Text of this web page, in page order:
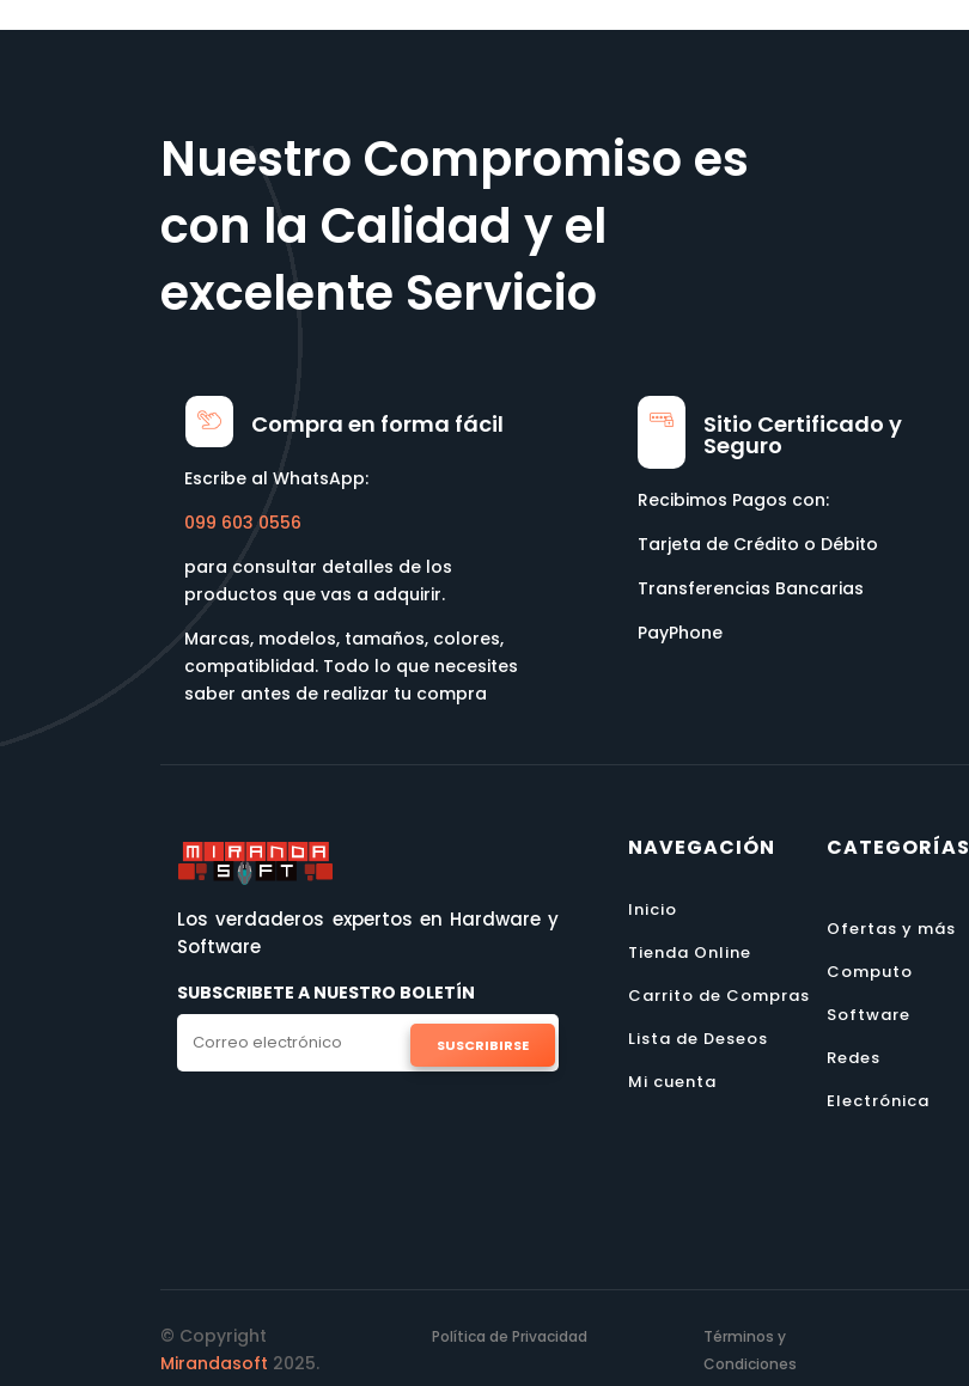
Nuestro Compromiso es
con la Calidad y el
excelente Servicio
Compra en forma fácil
Escribe al WhatsApp:
099 603 0556
para consultar detalles de los
productos que vas a adquirir.
Marcas, modelos, tamaños, colores,
compatiblidad. Todo lo que necesites
saber antes de realizar tu compra
Sitio Certificado y
Seguro
Recibimos Pagos con:
Tarjeta de Crédito o Débito
Transferencias Bancarias
PayPhone
Los verdaderos expertos en Hardware y
Software
SUBSCRIBETE A NUESTRO BOLETÍN
SUSCRIBIRSE
NAVEGACIÓN
Inicio
Tienda Online
Carrito de Compras
Lista de Deseos
Mi cuenta
CATEGORÍAS
Ofertas y más
Computo
Software
Redes
Electrónica
© Copyright
Mirandasoft 2025.
Política de Privacidad
Términos y
Condiciones